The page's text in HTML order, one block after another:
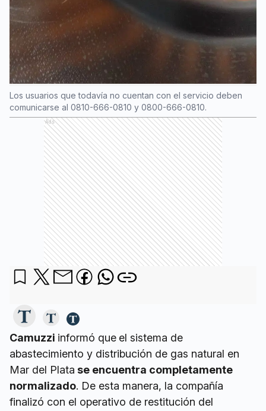
Los usuarios que todavía no cuentan con el servicio deben
comunicarse al 0810-666-0810 y 0800-666-0810.
Ads
Camuzzi informó que el sistema de
abastecimiento y distribución de gas natural en
Mar del Plata se encuentra completamente
normalizado. De esta manera, la compañía
finalizó con el operativo de restitución del